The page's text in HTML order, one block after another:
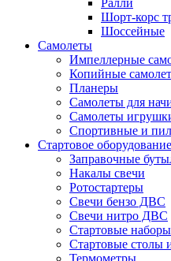
Ралли
Шорт-корс
Шоссейные
Самолеты
Импеллерные
Копийные
Планеры
Самолеты для
Самолеты
Спортивные и
Стартовое оборудование
Заправочные
Накалы свечи
Ротостартеры
Свечи бензо ДВС
Свечи нитро ДВС
Стартовые наборы
Стартовые столы
Термометры